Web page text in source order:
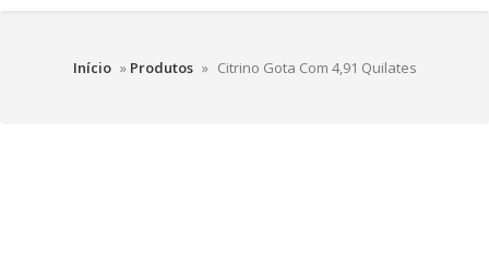
Início » Produtos » Citrino Gota Com 4,91 Quilates